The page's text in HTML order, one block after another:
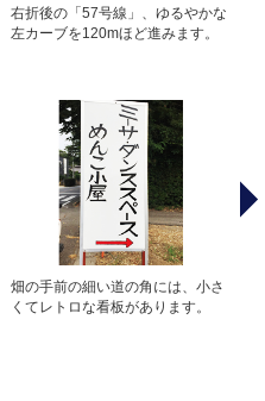
右折後の「57号線」、ゆるやかな
左カーブを120mほど進みます。
畑の手前の細い道の角には、小さ
くてレトロな看板があります。